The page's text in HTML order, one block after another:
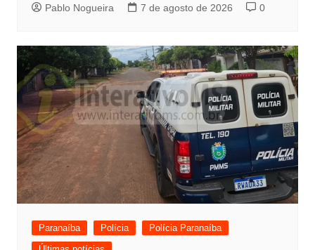
Pablo Nogueira 7 de agosto de 2026 0
Paranaíba Polícia
Polícia Paranaíba